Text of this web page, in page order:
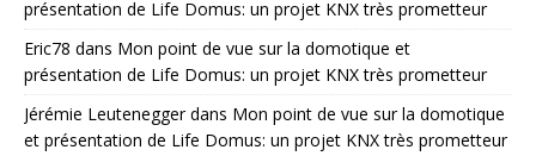
présentation de Life Domus: un projet KNX très prometteur
Eric78 dans Mon point de vue sur la domotique et
présentation de Life Domus: un projet KNX très prometteur
Jérémie Leuteneggerdans Mon point de vue sur la domotique
et présentation de Life Domus: un projet KNX très prometteur